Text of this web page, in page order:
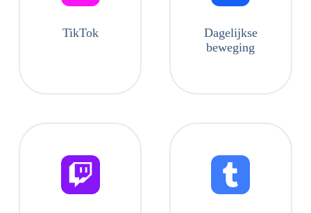
TikTok
Dagelijkse
beweging